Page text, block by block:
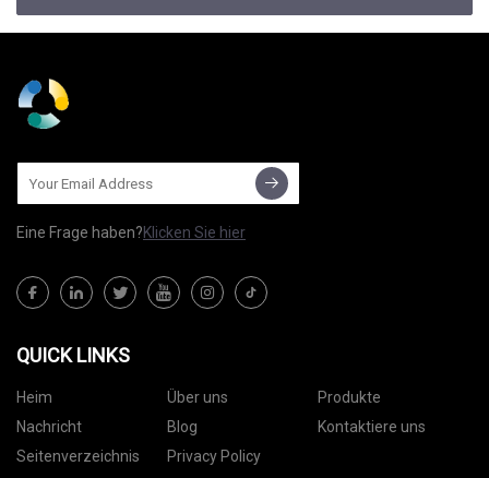
Eine Frage haben?Klicken Sie hier
QUICK LINKS
Heim Über uns
Produkte
Nachricht
Blog
Kontaktiere uns
Seitenverzeichnis
Privacy Policy